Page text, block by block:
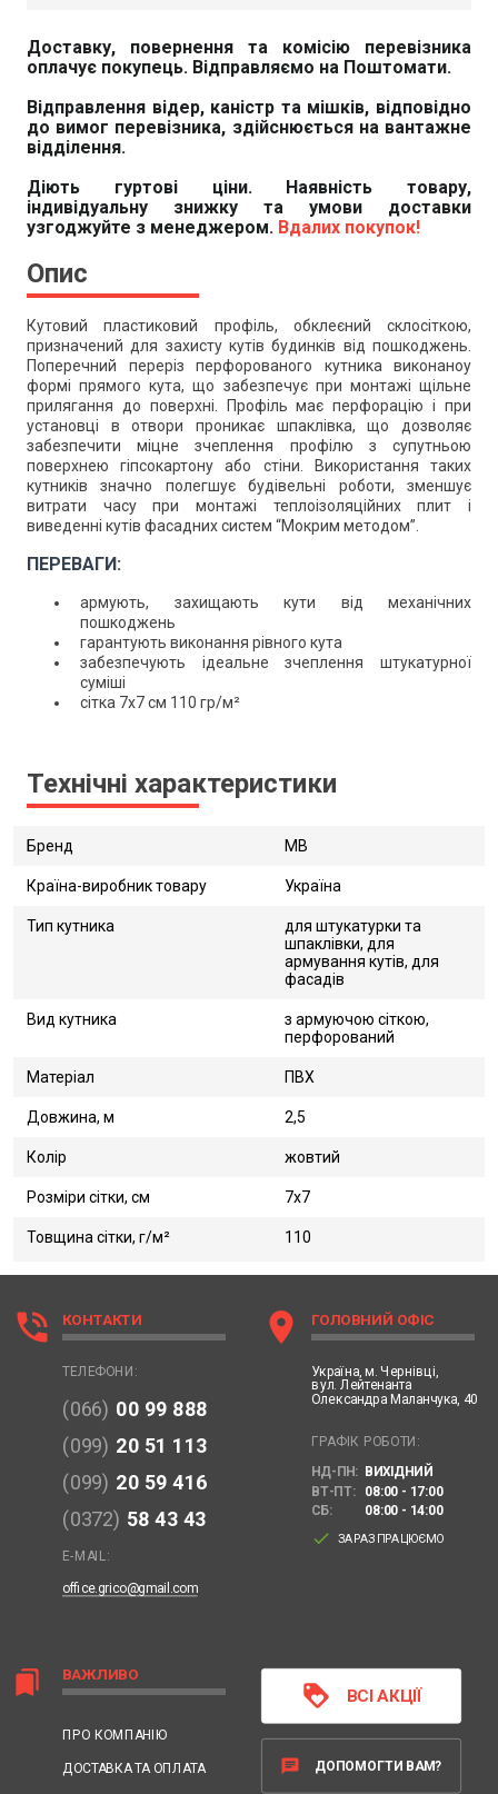
Доставку, повернення та комісію перевізника
оплачує покупець. Відправляємо на Поштомати.
Відправлення відер, каністр та мішків, відповідно
до вимог перевізника, здійснюється на вантажне
відділення.
Діють гуртові ціни. Наявність товару,
індивідуальну знижку та умови доставки
узгоджуйте з менеджером. Вдалих покупок!
Опис
Кутовий пластиковий профіль, обклеєний склосіткою,
призначений для захисту кутів будинків від пошкоджень.
Поперечний переріз перфорованого кутника виконаноу
формі прямого кута, що забезпечує при монтажі щільне
прилягання до поверхні. Профіль має перфорацію і при
установці в отвори проникає шпаклівка, що дозволяє
забезпечити міцне зчеплення профілю з супутньою
поверхнею гіпсокартону або стіни. Використання таких
кутників значно полегшує будівельні роботи, зменшує
витрати часу при монтажі теплоізоляційних плит і
виведенні кутів фасадних систем “Мокрим методом”.
ПЕРЕВАГИ:
армують, захищають кути від механічних
пошкоджень
гарантують виконання рівного кута
забезпечують ідеальне зчеплення штукатурної
суміші
сітка 7х7 см 110 гр/м²
Технічні характеристики
Бренд MB
Країна-виробник товару Україна
Тип кутника
для штукатурки та
шпаклівки, для
армування кутів, для
фасадів
Вид кутника
з армуючою сіткою,
перфорований
Матеріал ПВХ
Довжина, м 2,5
Колір жовтий
Розміри сітки, см 7х7
Товщина сітки, г/м² 110
bookmarks ВАЖЛИВО
ПРО КОМПАНІЮ
ДОСТАВКА ТА ОПЛАТА
phone_in_talk КОНТАКТИ
ТЕЛЕФОНИ:
(066) 00 99 888
(099) 20 51 113
(099) 20 59 416
(0372) 58 43 43
E-MAIL:
office.grico@gmail.com
location_on ГОЛОВНИЙ ОФІС
Україна, м. Чернівці,
вул. Лейтенанта
Олександра Маланчука, 40
ГРАФІК РОБОТИ:
НД-ПН: ВИХІДНИЙ
ВТ-ПТ:
08:00 - 17:00
СБ:
08:00 - 14:00
done ЗАРАЗ ПРАЦЮЄМО
loyalty ВСІ АКЦІЇ
chat ДОПОМОГТИ ВАМ?